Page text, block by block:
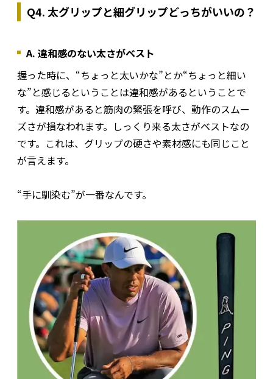
Q4. 太グリップと細グリップどっちがいいの？
A. 違和感のない太さがベスト
握った時に、“ちょっと太いかな”とか“ちょっと細い
な”と感じるということは違和感があるということで
す。違和感があると筋肉の緊張を呼び、動作のスムー
ズさが損なわれます。しっくり来る太さがベストなの
です。これは、グリップの硬さや素材感にも同じこと
が言えます。
“手に馴染む”が一番なんです。